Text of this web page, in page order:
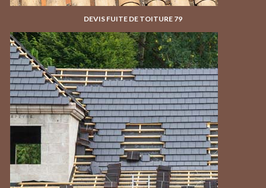
DEVIS FUITE DE TOITURE 79